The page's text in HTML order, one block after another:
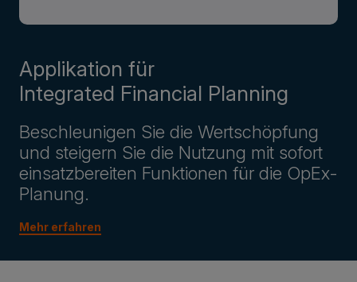
Applikation für
Integrated Financial Planning
Beschleunigen Sie die Wertschöpfung
und steigern Sie die Nutzung mit sofort
einsatzbereiten Funktionen für die OpEx-
Planung.
Mehr erfahren